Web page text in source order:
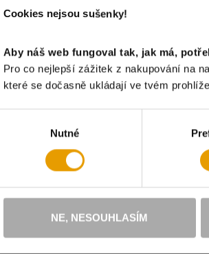
Cookies nejsou sušenky!
Aby náš web fungoval tak, jak má,
Pro co nejlepší zážitek z nakupování na
které se dočasně ukládají ve tvém
Nutné
NE, NESOUHLASÍM
PRVNÍ NÁKUP?
626